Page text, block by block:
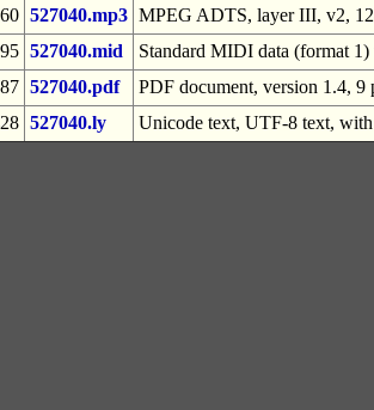
527040.mp3 MPEG ADTS, layer III, v2,
527040.mid
Standard MIDI data (format
527040.pdf
PDF document, version 1.4, 9
527040.ly Unicode text, UTF-8 text,